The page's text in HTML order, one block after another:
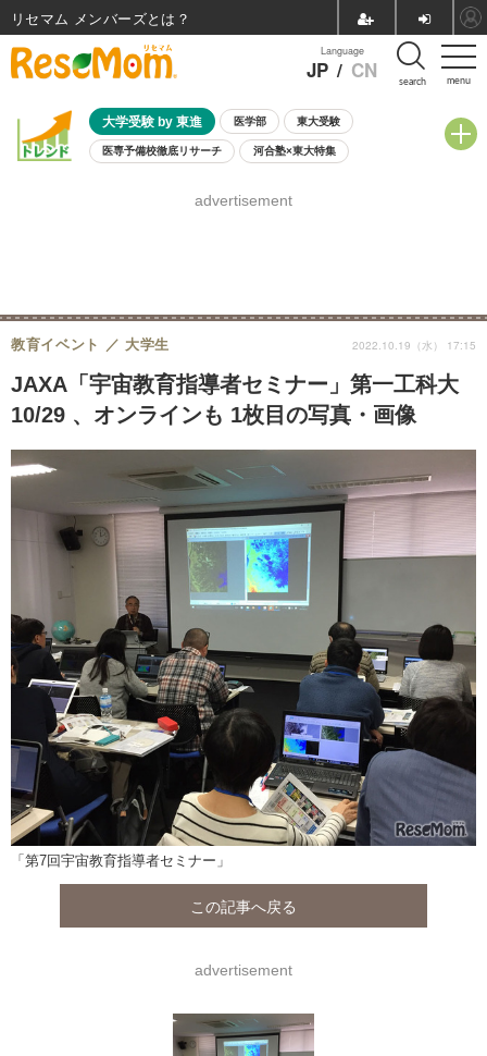
menu
Language
JP / CN search
大学受験 by 東進 医学部 東大受験
医専予備校徹底リサーチ 河合塾×東大特集
8月開催学校説明会・相談会
advertisement
JAXA「宇宙教育指導者セミナー」第一工科大
10/29 、オンラインも 1枚目の写真・画像
教育イベント 大学生 2022.10.19（水） 17:15
「第7回宇宙教育指導者セミナー」
この記事へ戻る
advertisement
リセマム メンバーズ